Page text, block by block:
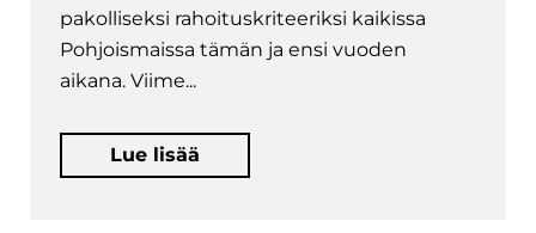
pakolliseksi rahoituskriteeriksi kaikissa
Pohjoismaissa tämän ja ensi vuoden
aikana. Viime...
Lue lisää